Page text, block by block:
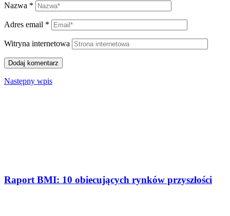
Nazwa *
Adres email *
Witryna internetowa
Następny wpis
Raport BMI: 10 obiecujących rynków przyszłości